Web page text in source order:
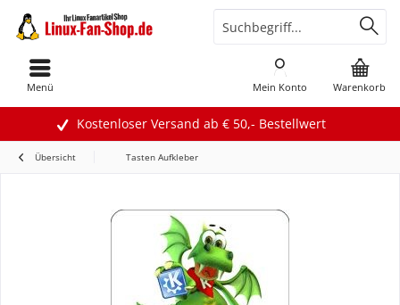
Kostenloser Versand ab € 50,- Bestellwert
Warenkorb
Mein Konto
Menü
Übersicht Tasten Aufkleber